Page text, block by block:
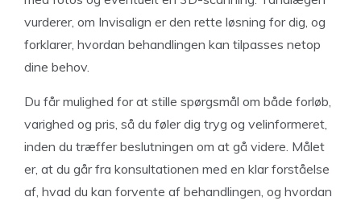
vurderer, om Invisalign er den rette løsning for dig, og
forklarer, hvordan behandlingen kan tilpasses netop
dine behov.
Du får mulighed for at stille spørgsmål om både forløb,
varighed og pris, så du føler dig tryg og velinformeret,
inden du træffer beslutningen om at gå videre. Målet
er, at du går fra konsultationen med en klar forståelse
af, hvad du kan forvente af behandlingen, og hvordan